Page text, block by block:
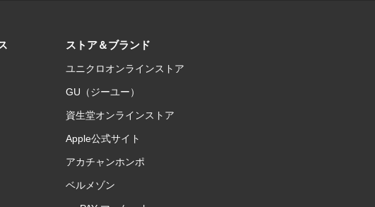
ストア＆ブランド
ユニクロオンラインストア
GU（ジーユー）
資生堂オンラインストア
Apple公式サイト
アカチャンホンポ
ベルメゾン